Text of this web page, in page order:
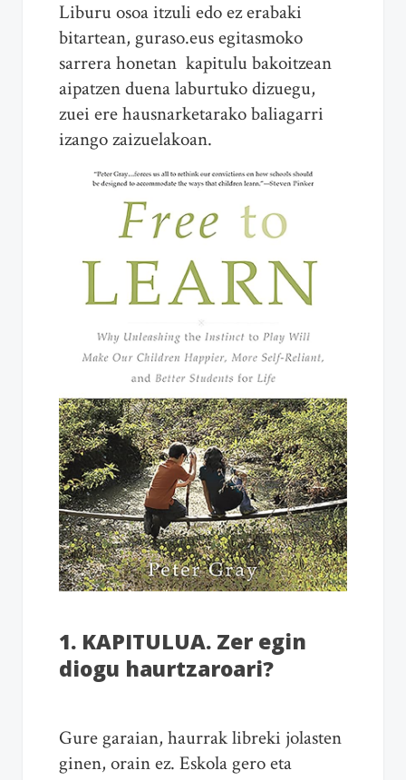
Liburu osoa itzuli edo ez erabaki
bitartean, guraso.eus egitasmoko
sarrera honetan kapitulu bakoitzean
aipatzen duena laburtuko dizuegu,
zuei ere hausnarketarako baliagarri
izango zaizuelakoan.
1. KAPITULUA. Zer egin
diogu haurtzaroari?
Gure garaian, haurrak libreki jolasten
ginen, orain ez. Eskola gero eta